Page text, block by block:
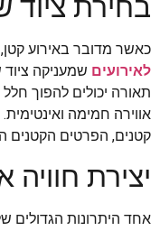
בחירת ציוד
כאשר מדובר באירוע
לאירועים שמעניקה ציוד
תאורה יכולים להפוך
אווירה חמימה
קטנים, הפרטים הקטנים
יצירת
אחד היתרונות הגדולים